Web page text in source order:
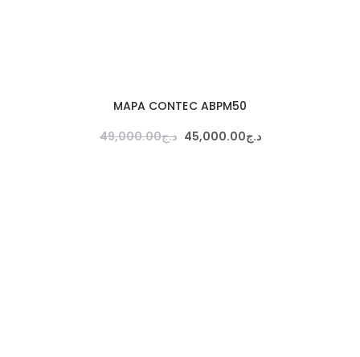
MAPA CONTEC ABPM50
د.ج
49,000.00 د.ج 45,000.00